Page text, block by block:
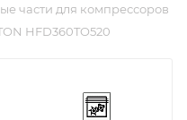
части для компрессоров
HFD360TO520